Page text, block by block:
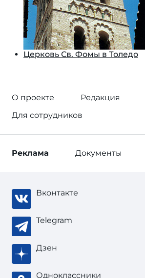
Церковь Св. Фомы в Толедо
О проекте
Редакция
Для сотрудников
Реклама Документы
Вконтакте
Telegram
Дзен
Одноклассники